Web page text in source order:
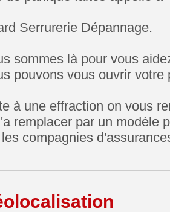
Serrurerie Dépannage.
sommes là pour vous
pouvons vous ouvrir
à une effraction on vous
remplacer par un modèle
compagnies